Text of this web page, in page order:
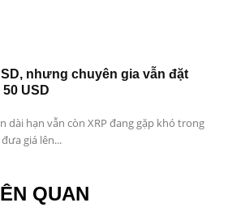
nhưng chuyên gia vẫn đặt
USD
dài hạn vẫn còn XRP đang gặp khó trong
giá lên...
QUAN